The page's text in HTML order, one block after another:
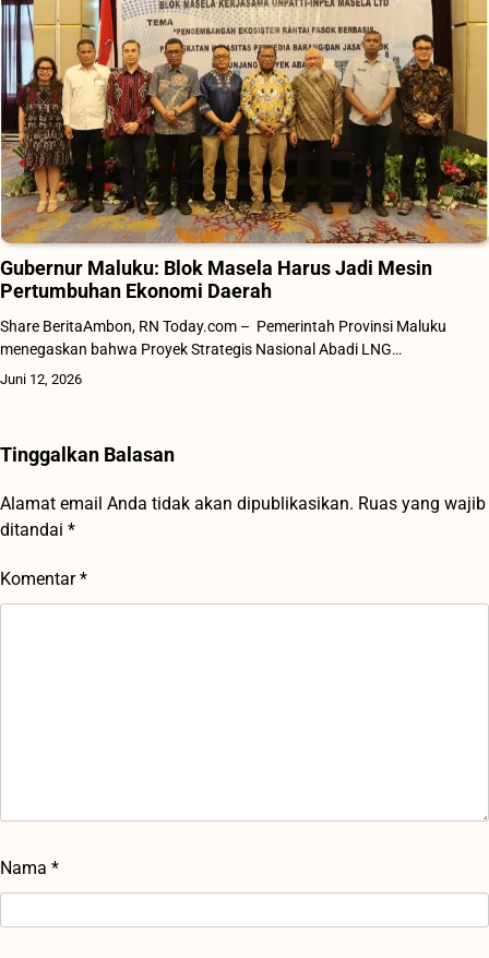
Gubernur Maluku: Blok Masela Harus Jadi Mesin
Pertumbuhan Ekonomi Daerah
Share BeritaAmbon, RN Today.com – Pemerintah Provinsi Maluku
menegaskan bahwa Proyek Strategis Nasional Abadi LNG…
Juni 12, 2026
Tinggalkan Balasan
Alamat email Anda tidak akan dipublikasikan. Ruas yang wajib
ditandai *
Komentar*
Nama *